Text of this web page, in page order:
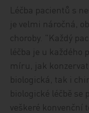
Léčba pacientů s
je velmi náročná,
choroby. "Každý
léčba je u každého
míru, jak
biologická, tak i
biologické léčbě se
veškeré konvenční